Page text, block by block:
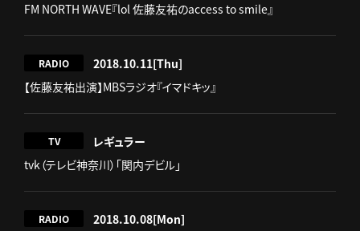
FM NORTH WAVE『lol 佐藤友祐のaccess to smile』
RADIO 2018.10.11[Thu]
【佐藤友祐出演】MBSラジオ『イマドキッ』
TV
レギュラー
tvk（テレビ神奈川）「関内デビル」
RADIO 2018.10.08[Mon]